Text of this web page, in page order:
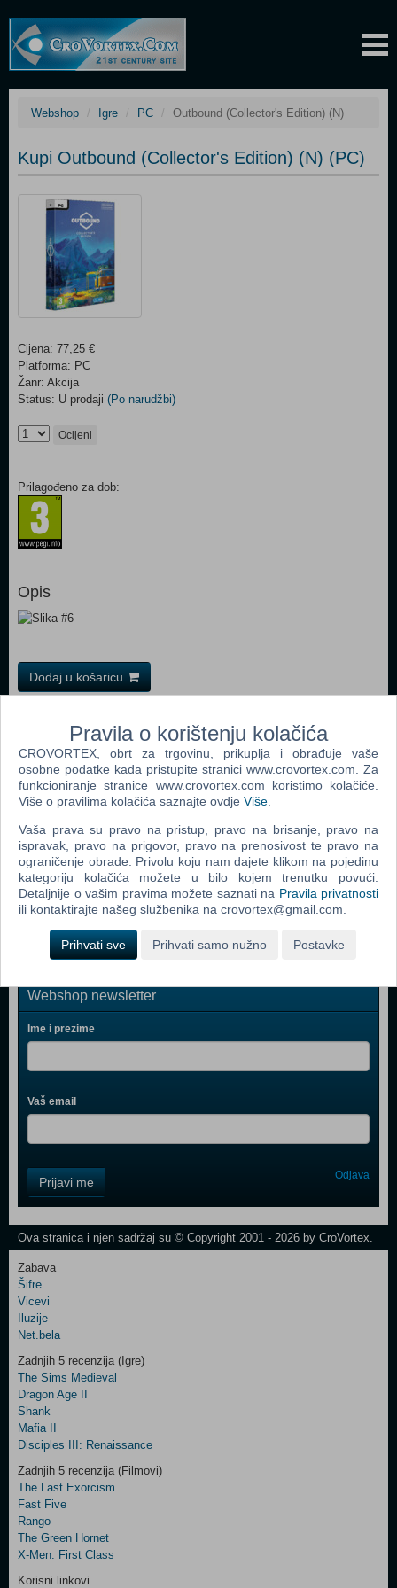
Webshop Igre PC Outbound (Collector's Edition) (N)
Kupi Outbound (Collector's Edition) (N) (PC)
Cijena: 77,25 €
Platforma: PC
Žanr: Akcija
Status: U prodaji (Po narudžbi)
Ocijeni
Prilagođeno za dob:
Opis
Dodaj u košaricu
Popularno
Grand Theft Auto San Andreas (PC)
Grand Theft Auto Vice City (PC)
Grand Theft Auto IV (PC)
Call Of Duty 4 Modern Warfare (PC)
Spider - Man 3 (PC)
Assassin's Creed (PC)
Webshop newsletter
Ime i prezime
Vaš email
Field
One
Control
Two
Newsletter
Control
Field
Three
Prijavi me Odjava
Ova stranica i njen sadržaj su © Copyright 2001 - 2026 by CroVortex.
Zabava
Šifre
Vicevi
Iluzije
Net.bela
Zadnjih 5 recenzija (Igre)
The Sims Medieval
Dragon Age II
Shank
Mafia II
Disciples III: Renaissance
Zadnjih 5 recenzija (Filmovi)
The Last Exorcism
Fast Five
Rango
The Green Hornet
X-Men: First Class
Korisni linkovi
Pravila o korištenju kolačića
CROVORTEX, obrt za trgovinu, prikuplja i obrađuje vaše
osobne podatke kada pristupite stranici www.crovortex.com. Za
funkcioniranje stranice www.crovortex.com koristimo kolačiće.
Više o pravilima kolačića saznajte ovdje Više
Vaša prava su pravo na pristup, pravo na brisanje, pravo na
ispravak, pravo na prigovor, pravo na prenosivost te pravo na
ograničenje obrade. Privolu koju nam dajete klikom na pojedinu
kategoriju kolačića možete u bilo kojem trenutku povući.
Detaljnije o vašim pravima možete saznati na Pravila privatnosti
ili kontaktirajte našeg službenika na crovortex@gmail.com.
Prihvati sve Prihvati samo nužno Postavke